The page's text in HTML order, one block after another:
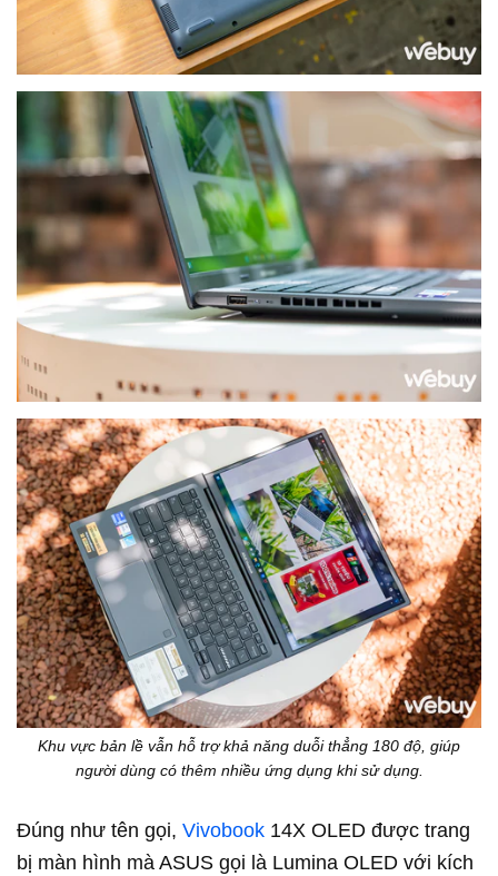
Khu vực bản lề vẫn hỗ trợ khả năng duỗi thẳng 180 độ, giúp
người dùng có thêm nhiều ứng dụng khi sử dụng.
Đúng như tên gọi, Vivobook 14X OLED được trang
bị màn hình mà ASUS gọi là Lumina OLED với kích